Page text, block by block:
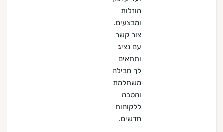
הוזלות
ומבצעים.
צור קשר
עם נציג
ותתאים
לך חבילה
משתלמת
והטבה
ללקוחות
חדשים.